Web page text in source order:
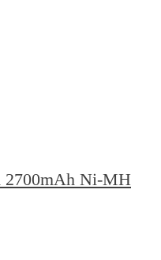
2700mAh Ni-MH